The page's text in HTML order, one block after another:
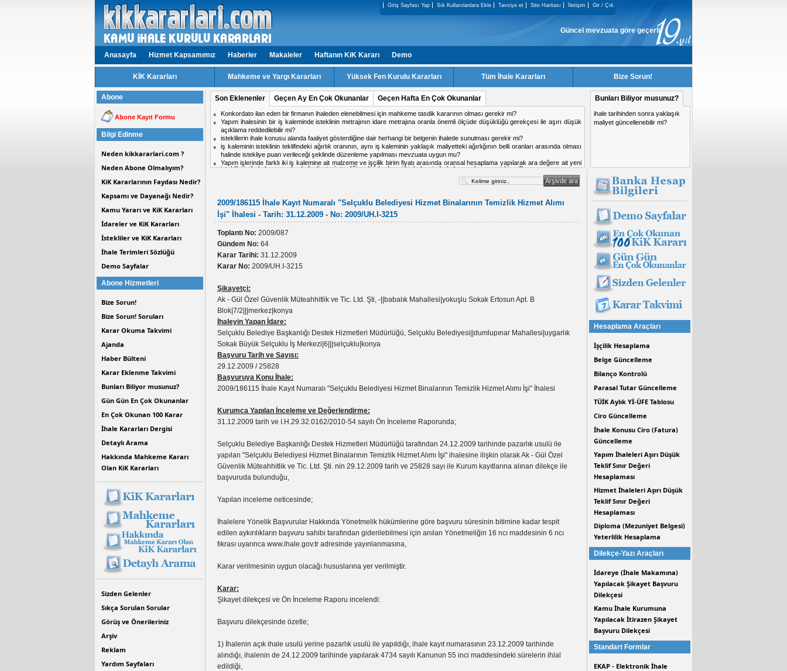
Giriş Sayfası Yap Sık Kullanılanlara Ekle Tavsiye et Site Haritası İletişim Gir / Çık
Güncel mevzuata göre geçerliği kalmayan KiK Kararları, sitemizden
Anasayfa Hizmet Kapsamımız Haberler Makaleler Haftanın KiK Kararı Demo
KİK Kararları Mahkeme ve Yargı Kararları Yüksek Fen Kurulu Kararları Tüm İhale Kararları Bize Sorun!
Abone
Abone Kayıt Formu
Bilgi Edinme
Neden kikkararlari.com ?
Neden Abone Olmalıyım?
KiK Kararlarının Faydası Nedir?
Kapsamı ve Dayanağı Nedir?
Kamu Yararı ve KiK Kararları
İdareler ve KiK Kararları
İstekliler ve KiK Kararları
İhale Terimleri Sözlüğü
Demo Sayfalar
Abone Hizmetleri
Bize Sorun!
Bize Sorun! Soruları
Karar Okuma Takvimi
Ajanda
Haber Bülteni
Karar Eklenme Takvimi
Bunları Biliyor musunuz?
Gün Gün En Çok Okunanlar
En Çok Okunan 100 Karar
İhale Kararları Dergisi
Detaylı Arama
Hakkında Mahkeme Kararı
Olan KiK Kararları
Sizden Gelenler
Sıkça Sorulan Sorular
Görüş ve Önerileriniz
Arşiv
Reklam
Yardım Sayfaları
Son Eklenenler Geçen Ay En Çok Okunanlar Geçen Hafta En Çok Okunanlar
isteklilerin ihale konusu alanda faaliyet gösterdiğine dair herhangi bir belgenin ihalede sunulması gerekir mi?
Aynı ihalede iki firmadan birinin doküman indirmiş olduğu IP adresinden diğer firmanın da teklif vermesi yasaklanma nedeni
midir?
Hizmet işlerinde işin tamamlandığı tarih ile kabul tarihi aynı tarih olabilir mi?
ihale komisyon kararı için karşı oy kullanan üyeler gerekçesini yazması gerekir mi?
Personel taşıma ihalesinde, kesin teminat süresinin 2 yıl olarak belirlenmesi mevzuata uygun mu?
Kısmi zamanlı çalışma yapacak personel için teklif c?etvelinde ayrı satır açılabilir mi
Bunları Biliyor musunuz?
ihale tarihinden sonra yaklaşık
maliyet güncellenebilir mi?
2009/186115 İhale Kayıt Numaralı "Selçuklu Belediyesi Hizmet Binalarının Temizlik Hizmet Alımı
İşi" İhalesi - Tarih: 31.12.2009 - No: 2009/UH.I-3215
Toplantı No: 2009/087
Gündem No: 64
Karar Tarihi: 31.12.2009
Karar No: 2009/UH.I-3215
Şikayetçi:
Ak - Gül Özel Güvenlik Müteahhitlik ve Tic. Ltd. Şti, -||babalık Mahallesi|yokuşlu Sokak Ertosun Apt. B
Blok|7/2|||merkez|konya
İhaleyin Yapan İdare:
Selçuklu Belediye Başkanlığı Destek Hizmetleri Müdürlüğü, Selçuklu Belediyesi||dumlupınar Mahallesi|uygarlık
Sokak Büyük Selçuklu İş Merkezi|6|||selçuklu|konya
Başvuru Tarih ve Sayısı:
29.12.2009 / 25828
Başvuruya Konu İhale:
2009/186115 İhale Kayıt Numaralı "Selçuklu Belediyesi Hizmet Binalarının Temizlik Hizmet Alımı İşi" İhalesi
Kurumca Yapılan İnceleme ve Değerlendirme:
31.12.2009 tarih ve I.H.29.32.0162/2010-54 sayılı Ön İnceleme Raporunda;
Selçuklu Belediye Başkanlığı Destek Hizmetleri Müdürlüğü tarafından 24.12.2009 tarihinde pazarlık usulü ile
yapılan "Selçuklu Belediyesi Hizmet Binalarının Temizlik Hizmet Alımı İşi" ihalesine ilişkin olarak Ak - Gül Özel
Güvenlik Müteahhitlik ve Tic. Ltd. Şti. nin 29.12.2009 tarih ve 25828 sayı ile Kurum kayıtlarına alınan dilekçe ile
başvuruda bulunduğu,
Yapılan inceleme neticesinde;
İhalelere Yönelik Başvurular Hakkında Yönetmelik hükümlerine göre başvuru süresinin bitimine kadar tespit
edilen aykırılıkların başvuru sahibi tarafından giderilebilmesi için anılan Yönetmeliğin 16 ncı maddesinin 6 ncı
fıkrası uyarınca www.ihale.gov.tr adresinde yayınlanmasına,
Karar verilmesinin uygun olacağı hususlarına yer verilmiştir.
Karar:
Şikayet dilekçesi ve Ön İnceleme Raporu incelendi:
Başvuru dilekçesinde özetle;
1) İhalenin açık ihale usulü yerine pazarlık usulü ile yapıldığı, ihale kayıt numarasının 23.12.2009 tarihinde
alındığı, ihalenin de 24.12.2009 tarihinde yapılarak 4734 sayılı Kanunun 55 inci maddesindeki sürelerin ihlal
edildiği,
Hesaplama Araçları
İşçilik Hesaplama
Belge Güncelleme
Bilanço Kontrolü
Parasal Tutar Güncelleme
TÜİK Aylık Yİ-ÜFE Tablosu
Ciro Güncelleme
İhale Konusu Ciro (Fatura)
Güncelleme
Yapım İhaleleri Aşırı Düşük
Teklif Sınır Değeri
Hesaplaması
Hizmet İhaleleri Aşırı Düşük
Teklif Sınır Değeri
Hesaplaması
Diploma (Mezuniyet Belgesi)
Yeterlilik Hesaplama
Dilekçe-Yazı Araçları
İdareye (İhale Makamına)
Yapılacak Şikayet Başvuru
Dilekçesi
Kamu İhale Kurumuna
Yapılacak İtirazen Şikayet
Başvuru Dilekçesi
Standart Formlar
EKAP - Elektronik İhale